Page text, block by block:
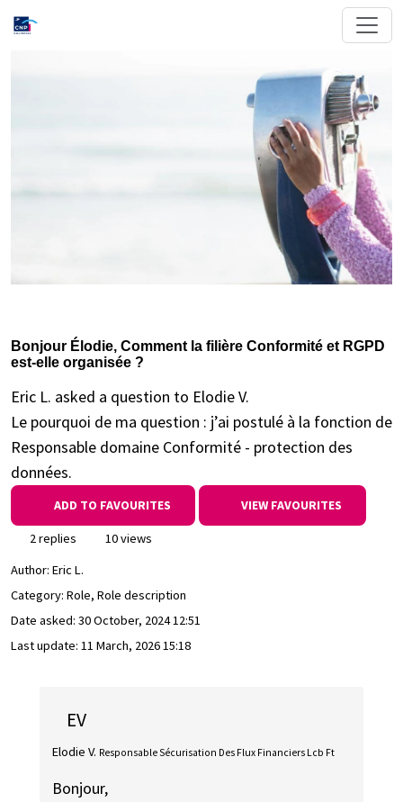
Bonjour Élodie, Comment la filière Conformité et RGPD
est-elle organisée ?
Eric L. asked a question to Elodie V.
Le pourquoi de ma question : j’ai postulé à la fonction de
Responsable domaine Conformité - protection des
données.
ADD TO FAVOURITES VIEW FAVOURITES
2 replies
10 views
Author: Eric L.
Category: Role, Role description
Date asked: 30 October, 2024 12:51
Last update: 11 March, 2026 15:18
EV
Elodie V. Responsable Sécurisation Des Flux Financiers Lcb Ft
Bonjour,